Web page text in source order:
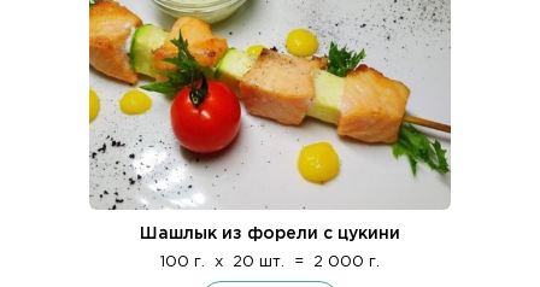
Шашлык из форели с цукини
100 г. x 20 шт. = 2 000 г.